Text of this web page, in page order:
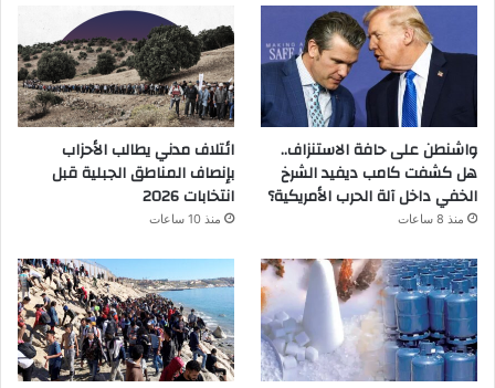
واشنطن على حافة الاستنزاف..
هل كشفت كامب ديفيد الشرخ
الخفي داخل آلة الحرب الأمريكية؟
منذ 8 ساعات
ائتلاف مدني يطالب الأحزاب
بإنصاف المناطق الجبلية قبل
انتخابات 2026
منذ 10 ساعات